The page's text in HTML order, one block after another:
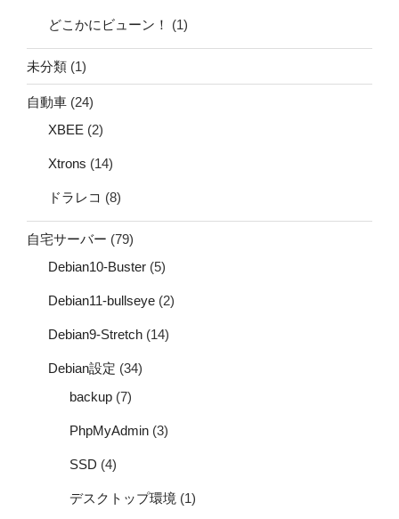
どこかにビューン！ (1)
未分類 (1)
自動車 (24)
XBEE (2)
Xtrons (14)
ドラレコ (8)
自宅サーバー (79)
Debian10-Buster (5)
Debian11-bullseye (2)
Debian9-Stretch (14)
Debian設定 (34)
backup (7)
PhpMyAdmin (3)
SSD (4)
デスクトップ環境 (1)